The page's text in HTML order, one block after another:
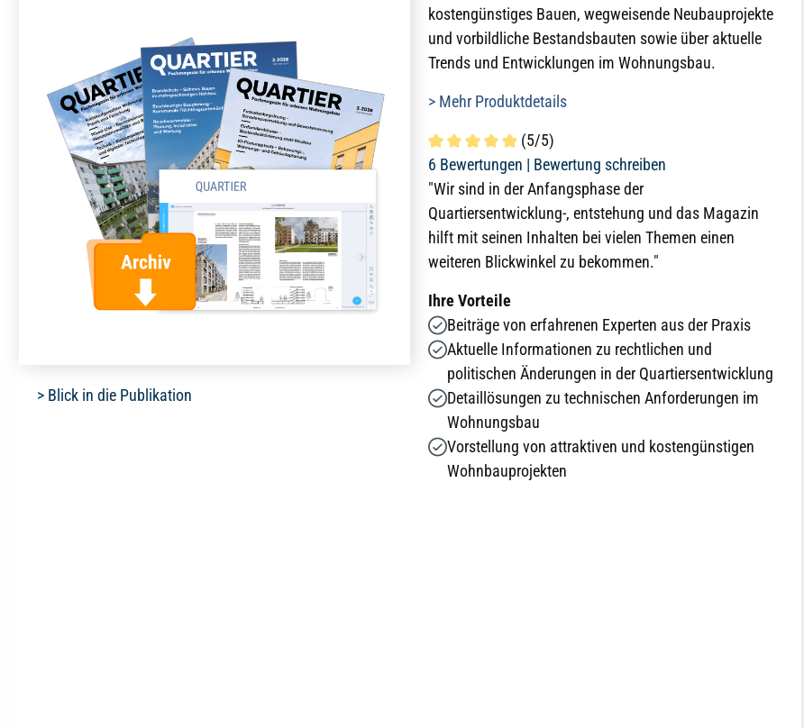
> Blick in die Publikation
kostengünstiges Bauen, wegweisende Neubauprojekte
und vorbildliche Bestandsbauten sowie über aktuelle
Trends und Entwicklungen im Wohnungsbau.
> Mehr Produktdetails
Durchschnittliche Bewertung von 5 von 5 Sternen
(5/5)
6 Bewertungen | Bewertung schreiben
"Wir sind in der Anfangsphase der
Quartiersentwicklung-, entstehung und das Magazin
hilft mit seinen Inhalten bei vielen Themen einen
weiteren Blickwinkel zu bekommen."
Ihre Vorteile
Beiträge von erfahrenen Experten aus der Praxis
Aktuelle Informationen zu rechtlichen und
politischen Änderungen in der Quartiersentwicklung
Detaillösungen zu technischen Anforderungen im
Wohnungsbau
Vorstellung von attraktiven und kostengünstigen
Wohnbauprojekten